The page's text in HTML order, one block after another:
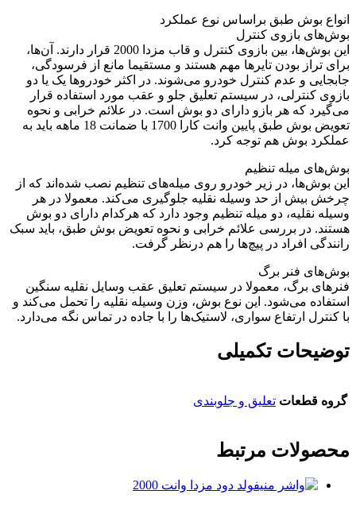
انواع بوش طبق براساس نوع عملکرد
بوش‌های بازوی کنترل
این بوش‌ها، بین بازوی کنترل و قاب مزدا 2000 قرار دارند. آن‌ها،
برای تراز بودن تایرها مهم هستند و مستقیما مانع از فرسودگی،
جابجایی و عدم کنترل خودرو می‌شوند. در اکثر خودروها یک یا دو
بازوی کنترلی، در سیستم تعلیق جلو و عقب مورد استفاده قرار
می‌گیرد که هر بازو دارای دو بوش است. در علائم خرابی و نحوه
تعویض بوش طبق پایین وانت کارا 1700 با ضمانت 18 ماهه باید به
عملکرد بوش هم توجه کرد.
بوش‌های میله تنظیم
این بوش‌ها، در زیر خودرو روی میله‌های تنظیم نصب شده‌اند که از
چرخش بیش از حد وسیله نقلیه جلوگیری می‌کند. معمولا در هر
وسیله نقلیه، دو میله تنظیم وجود دارد که هرکدام دارای دو بوش
هستند. در بررسی علائم خرابی و نحوه تعویض بوش طبق، باید سبک
رانندگی افراد در پیچ‌ها را هم درنظر گرفت.
بوش‌های فنر برگ
فنرهای برگ، معمولا در سیستم تعلیق عقب وسایل نقلیه سنگین
استفاده می‌شود. این نوع بوش، وزن وسیله نقلیه را تحمل می‌کند و
با کنترل ارتفاع سواری، لاستیک‌ها را با جاده در تماس نگه می‌دارد.
توضیحات تکمیلی
گروه قطعات تعلیق و جلوبندی
محصولات مرتبط